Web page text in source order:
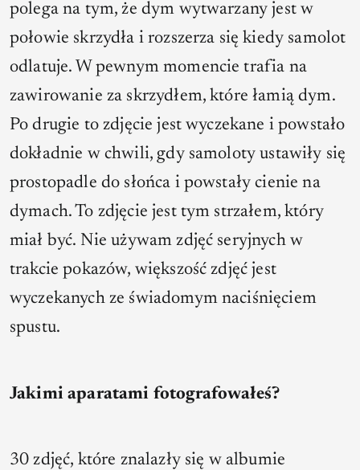
polega na tym, że dym wytwarzany jest w
połowie skrzydła i rozszerza się kiedy samolot
odlatuje. W pewnym momencie trafia na
zawirowanie za skrzydłem, które łamią dym.
Po drugie to zdjęcie jest wyczekane i powstało
dokładnie w chwili, gdy samoloty ustawiły się
prostopadle do słońca i powstały cienie na
dymach. To zdjęcie jest tym strzałem, który
miał być. Nie używam zdjęć seryjnych w
trakcie pokazów, większość zdjęć jest
wyczekanych ze świadomym naciśnięciem
spustu.
Jakimi aparatami fotografowałeś?
30 zdjęć, które znalazły się w albumie